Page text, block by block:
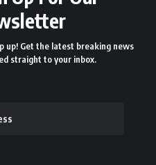
up! Get the latest breaking news
straight to your inbox.